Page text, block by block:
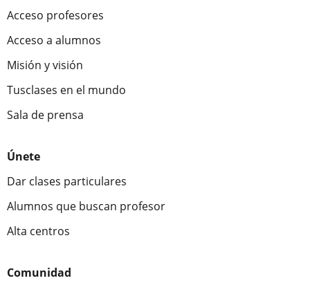
Acceso profesores
Acceso a alumnos
Misión y visión
Tusclases en el mundo
Sala de prensa
Únete
Dar clases particulares
Alumnos que buscan profesor
Alta centros
Comunidad